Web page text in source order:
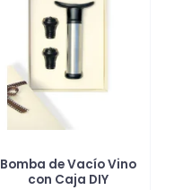
Bomba de Vacío Vino
con Caja DIY